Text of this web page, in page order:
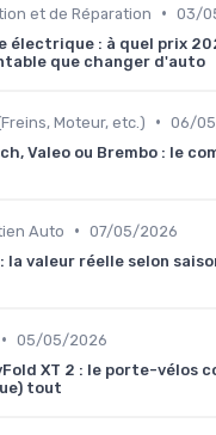
et de Réparation • 03/
électrique : à quel prix
que changer d'auto
Moteur, etc.) • 06/
Valeo ou Brembo : le
Auto • 07/05/2026
la valeur réelle selon
• 05/05/2026
XT 2 : le porte-vélos
tout